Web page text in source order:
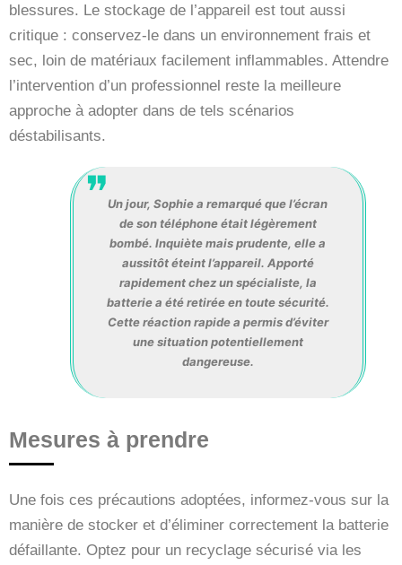
blessures. Le stockage de l’appareil est tout aussi
critique : conservez-le dans un environnement frais et
sec, loin de matériaux facilement inflammables. Attendre
l’intervention d’un professionnel reste la meilleure
approche à adopter dans de tels scénarios
déstabilisants.
Un jour, Sophie a remarqué que l’écran
de son téléphone était légèrement
bombé. Inquiète mais prudente, elle a
aussitôt éteint l’appareil. Apporté
rapidement chez un spécialiste, la
batterie a été retirée en toute sécurité.
Cette réaction rapide a permis d’éviter
une situation potentiellement
dangereuse.
Mesures à prendre
Une fois ces précautions adoptées, informez-vous sur la
manière de stocker et d’éliminer correctement la batterie
défaillante. Optez pour un recyclage sécurisé via les